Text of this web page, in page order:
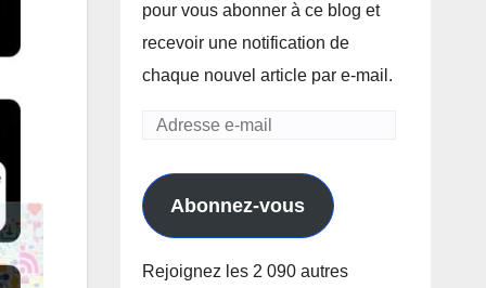
pour vous abonner à ce blog et
recevoir une notification de
chaque nouvel article par e-mail.
Adresse
mail
Abonnez-vous
Rejoignez les 2 090 autres